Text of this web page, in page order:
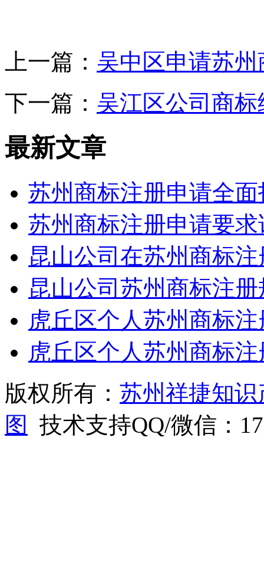
上一篇： 吴中区申请苏
下一篇： 吴江区公司商
最新文章
苏州商标注册申请全面
苏州商标注册申请要求
昆山公司在苏州商标
昆山公司苏州商标注
虎丘区个人苏州商标
虎丘区个人苏州商标
版权所有： 苏州祥捷知
图
技术支持QQ/微信：